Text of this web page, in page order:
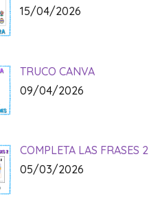
15/04/2026
TRUCO CANVA
09/04/2026
COMPLETA LAS FRASES 2
05/03/2026